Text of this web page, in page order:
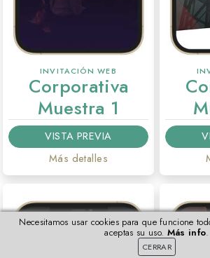
INVITACIÓN WEB
Corporativa
Muestra 1
VISTA PREVIA
Más detalles
Necesitamos usar cookies para que funcione
aceptas su uso. Más info.
CERRAR